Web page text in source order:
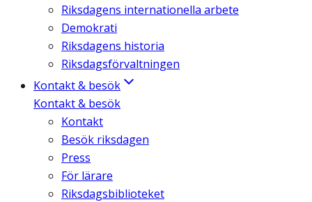
Riksdagens internationella arbete
Demokrati
Riksdagens historia
Riksdagsförvaltningen
Kontakt & besök
Kontakt & besök
Kontakt
Besök riksdagen
Press
För lärare
Riksdagsbiblioteket